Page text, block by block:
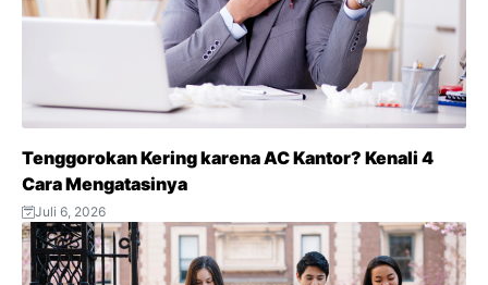
Tenggorokan Kering karena AC Kantor? Kenali 4
Cara Mengatasinya
Juli 6, 2026